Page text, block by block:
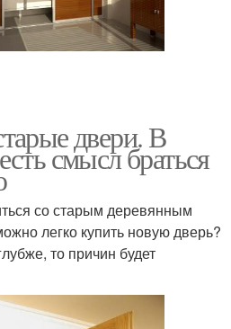
двери. В
смысл браться
со старым деревянным
легко купить новую дверь?
то причин будет